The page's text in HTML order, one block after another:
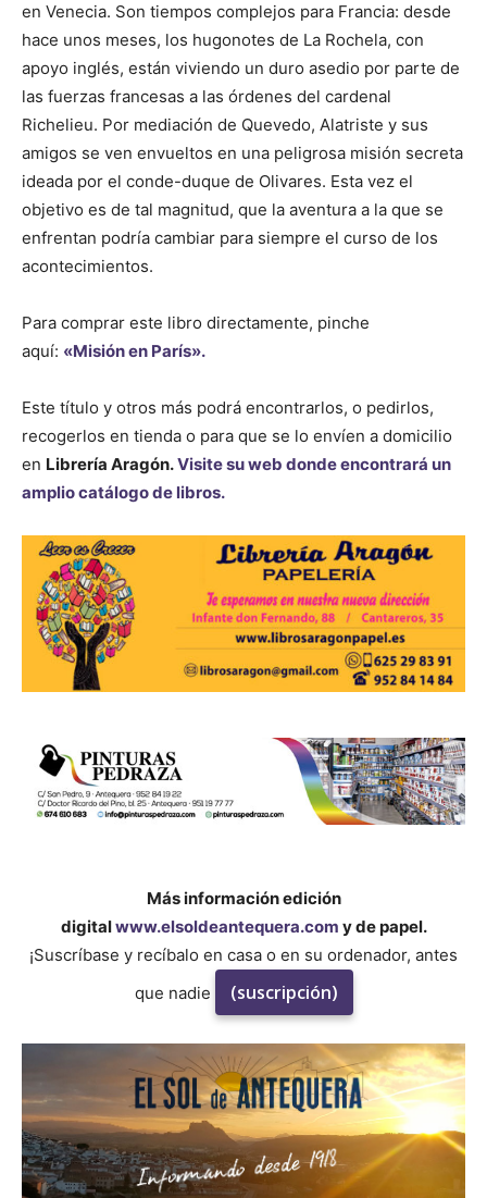
en Venecia. Son tiempos complejos para Francia: desde
hace unos meses, los hugonotes de La Rochela, con
apoyo inglés, están viviendo un duro asedio por parte de
las fuerzas francesas a las órdenes del cardenal
Richelieu. Por mediación de Quevedo, Alatriste y sus
amigos se ven envueltos en una peligrosa misión secreta
ideada por el conde-duque de Olivares. Esta vez el
objetivo es de tal magnitud, que la aventura a la que se
enfrentan podría cambiar para siempre el curso de los
acontecimientos.
Para comprar este libro directamente, pinche
aquí: «Misión en París».
Este título y otros más podrá encontrarlos, o pedirlos,
recogerlos en tienda o para que se lo envíen a domicilio
en Librería Aragón.Visite su web donde encontrará un
amplio catálogo de libros.
Más información edición
digitalwww.elsoldeantequera.com y de papel.
¡Suscríbase y recíbalo en casa o en su ordenador, antes
que nadie
(suscripción)